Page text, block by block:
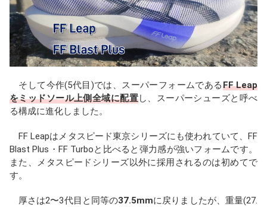
そして今作(5代目)では、スーパーフォームであるFF Leap
をミッドソール上側全域に配置し、スーパーシューズと呼べ
る構成に進化しました。
FF Leapはメタスピード東京シリーズにも使われていて、FF
Blast Plus・FF Turboと比べると弾力感が強いフォームです。
また、メタスピードシリーズ以外に採用されるのは初めてで
す。
厚さは2〜3代目と同等の37.5mmに戻りましたが、重量(27.